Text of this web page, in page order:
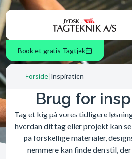
Book et gratis Tagtjek
Forside Inspiration
Brug for
Tag et kig på vores tidligere
hvordan dit tag eller projekt kan
på forskellige materialer,
nemmere kan finde den stil,